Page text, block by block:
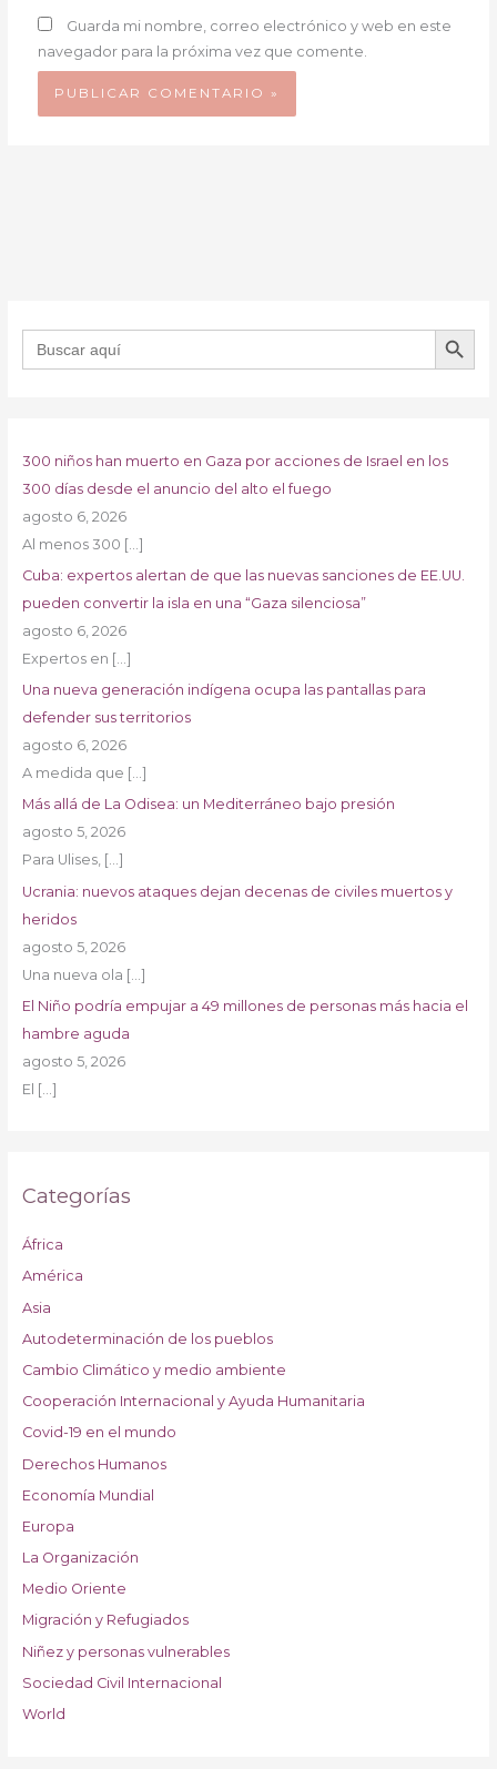
Guarda mi nombre, correo electrónico y web en este
navegador para la próxima vez que comente.
Buscar: BOTÓN DE
300 niños han muerto en Gaza por acciones de Israel en los
300 días desde el anuncio del alto el fuego
agosto 6, 2026
Al menos 300 […]
Cuba: expertos alertan de que las nuevas sanciones de EE.UU.
pueden convertir la isla en una “Gaza silenciosa”
agosto 6, 2026
Expertos en […]
Una nueva generación indígena ocupa las pantallas para
defender sus territorios
agosto 6, 2026
A medida que […]
Más allá de La Odisea: un Mediterráneo bajo presión
agosto 5, 2026
Para Ulises, […]
Ucrania: nuevos ataques dejan decenas de civiles muertos y
heridos
agosto 5, 2026
Una nueva ola […]
El Niño podría empujar a 49 millones de personas más hacia el
hambre aguda
agosto 5, 2026
El […]
Categorías
África
América
Asia
Autodeterminación de los pueblos
Cambio Climático y medio ambiente
Cooperación Internacional y Ayuda Humanitaria
Covid-19 en el mundo
Derechos Humanos
Economía Mundial
Europa
La Organización
Medio Oriente
Migración y Refugiados
Niñez y personas vulnerables
Sociedad Civil Internacional
World